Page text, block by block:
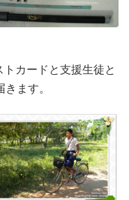
トカードと支援生徒と
ます。